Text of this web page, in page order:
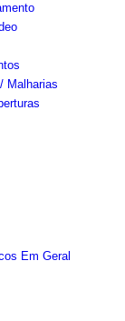
Malharias
Em Geral